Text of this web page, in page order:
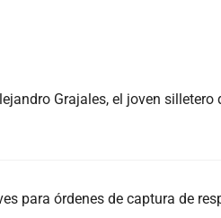
Grajales, el joven
para órdenes de captura de